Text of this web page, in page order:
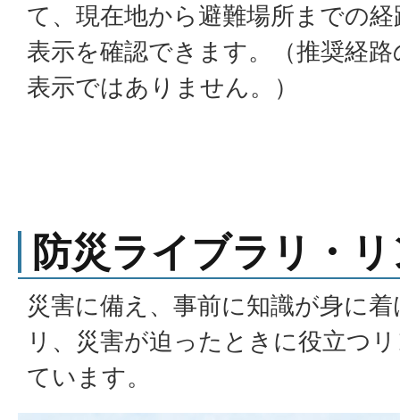
て、現在地から避難場所までの経
表示を確認できます。（推奨経路
表示ではありません。）
防災ライブラリ・
災害に備え、事前に知識が身に
リ、災害が迫ったときに役立つ
ています。